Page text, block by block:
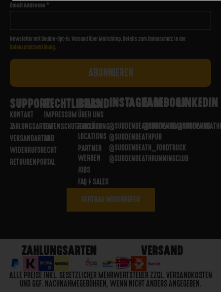
Email Addresse*
Newsletter mit Double-Opt-In. Versand über Mailchimp. Details zum Datenschutz in der
Datenschutzerklärung.
SUPPORT
KONTAKT
ZAHLUNGSARTEN
VERSANDARTEN
WIDERRUFSRECHT
RETOURENPORTAL
RECHTLICHES
IMPRESSUM
DATENSCHUTZERKLÄRUNG
AGB
BRAND
ÜBER UNS
PARTNER
LOCATIONS
PARTNER
WERDEN
JOBS
FAQ / SALES
INSTAGRAM
@SUDDENDEATHBREWING
@SUDDENDEATHPUB
@SUDDENDEATH_FOODTRUCK
@SUDDENDEATHRUNNINGCLUB
FACEBOOK
@SUDDENDEATHBREWING
LINKEDIN
VERTRAG WIDERRUFEN
ZAHLUNGSARTEN VERSAND
ALLE PREISE INKL. GESETZLICHER MEHRWERTSTEUER ZZGL. VERSANDKOSTEN
UND GGF. NACHNAHMEGEBÜHREN, WENN NICHT ANDERS ANGEGEBEN.